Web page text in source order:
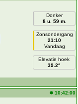
Donker
8 u. 59 m.
Zonsondergang
21:10
Vandaag
Elevatie hoek
39.2°
10:42:00